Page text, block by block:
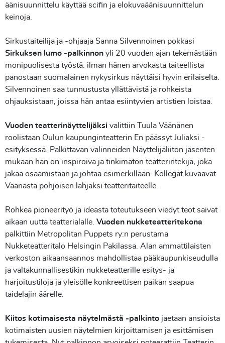
äänisuunnittelu käyttää scifin ja elokuvaäänisuunnittelun
keinoja.
Sirkustaiteilija ja -ohjaaja Sanna Silvennoinen pokkasi
Sirkuksen lumo -palkinnon yli 20 vuoden ajan tekemästään
monipuolisesta työstä: ilman hänen arvokasta taiteellista
panostaan suomalainen nykysirkus näyttäisi hyvin erilaiselta.
Silvennoinen saa tunnustusta yllättävistä ja rohkeista
ohjauksistaan, joissa hän antaa esiintyvien artistien loistaa.
Vuoden teatterinäyttelijäksi valittiin Tuula Väänänen
roolistaan Oulun kaupunginteatterin En päässyt Juliaksi -
esityksessä. Palkittavan valinneiden Näyttelijäliiton jäsenten
mukaan hän on inspiroiva ja tinkimätön teatterintekijä, joka
jakaa osaamistaan ja johtaa esimerkillään. Kollegat kuvaavat
Väänästä pohjoisen lahjaksi teatteritaiteelle.
Rohkea pioneerityö ja ideasta toteutukseen viedyt teot saivat
aikaan uutta teatterialalle. Vuoden nukketeatteritekona
palkittiin Metropolitan Puppets ry:n perustama
Nukketeatteritalo Helsingin Pakilassa. Alan ammattilaisten
verkoston aikaansaannos mahdollistaa pääkaupunkiseudulla
ja valtakunnallisestikin nukketeatterille esitys- ja
harjoitustiloja ja yleisölle konkreettisen paikan saapua
taidelajin äärelle.
Kiitos kotimaisesta näytelmästä -palkinto jaetaan ansioista
kotimaisten uusien näytelmien kirjoittamisen ja esittämisen